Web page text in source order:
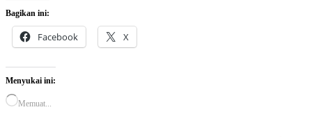
Bagikan ini:
Facebook X
Menyukai ini:
Memuat...